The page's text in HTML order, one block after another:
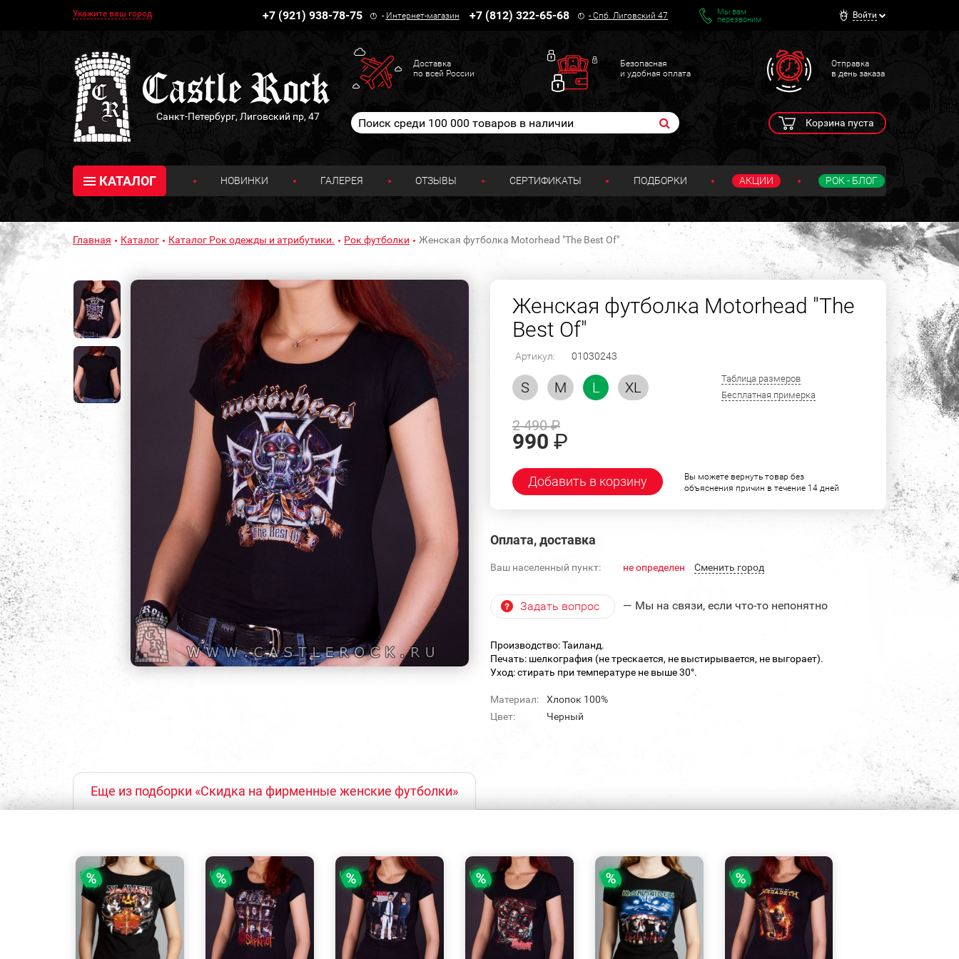
Укажите ваш город +7 (921) 938-78-75 - Интернет-магазин +7 (812) 322-65-68 -Спб. Лиговский 47
Мы вам
перезвоним
Войти
Санкт-Петербург, Лиговский пр, 47
Доставка
по всей России
Безопасная
и удобная оплата
Отправка
в день заказа
Корзина пуста
КАТАЛОГ НОВИНКИ ГАЛЕРЕЯ ОТЗЫВЫ СЕРТИФИКАТЫ ПОДБОРКИ АКЦИИ РОК - БЛОГ
Главная Каталог Каталог Рок одежды и атрибутики. Рок футболки Женская футболка Motorhead "The Best Of"
Женская футболка Motorhead "The
Best Of"
Артикул: 01030243
S M L XL
Таблица размеров
Бесплатная примерка
2 490₽
990 ₽
Добавить в корзину
Вы можете вернуть товар без
объяснения причин в течение 14 дней
Оплата, доставка
Ваш населенный пункт: не определен Cменить город
Задать вопрос — Мы на связи, если что-то непонятно
Производство: Таиланд.
Печать: шелкография (не трескается, не выстирывается, не выгорает).
Уход: стирать при температуре не выше 30°.
Материал:
Хлопок 100%
Цвет:
Черный
Еще из подборки «Скидка на фирменные женские футболки»